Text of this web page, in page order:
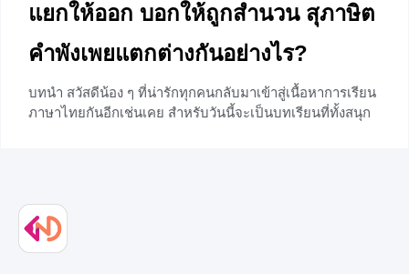
+1
แยกให้ออก บอกให้ถูกสำนวน สุภาษิต
คำพังเพยแตกต่างกันอย่างไร?
บทนำ สวัสดีน้อง ๆ ที่น่ารักทุกคนกลับมาเข้าสู่เนื้อหาการเรียน
ภาษาไทยกันอีกเช่นเคย สำหรับวันนี้จะเป็นบทเรียนที่ทั้งสนุก
เชิงลึกขึ้นไปอีกเกี่ยวกับวิธีการสังเกตระหว่างสำนวน สุภาษิต
และคำพังเพยนั้นมีความเหมือน หรือแตกต่างกันอย่างไร มี
ตัวอย่างประกอบให้ทุกคนได้ดูด้วย ถ้าน้อง ๆ คนไหนพร้อม